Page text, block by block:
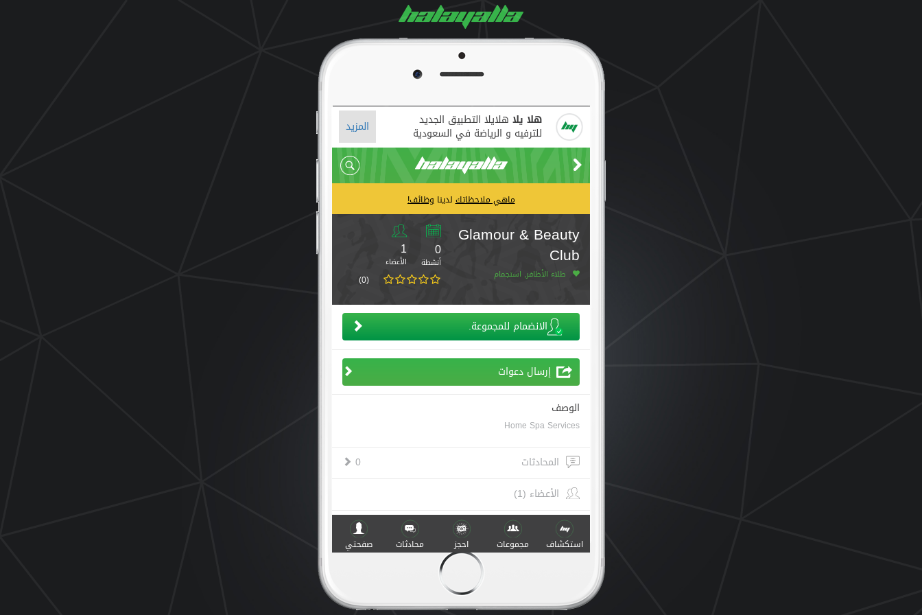
هلا يلا هلايلا التطبيق الجديد
للترفيه و الرياضة في السعودية المزيد
ماهي ملاحظاتكلديناوظائف!
Glamour & Beauty
Club
طلاء الأظافر, استجمام
0
أنشطة
1
الأعضاء
(0)
الانضمام للمجموعة.
إرسال دعوات
الوصف
Home Spa Services
المحادثات
0
الأعضاء (1)
أنشطة
استكشاف مجموعات احجز محادثات صفحتي